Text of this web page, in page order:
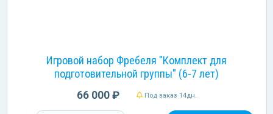
Игровой набор Фребеля "Комплект для
подготовительной группы" (6-7 лет)
66 000 ₽ Под заказ 14дн.